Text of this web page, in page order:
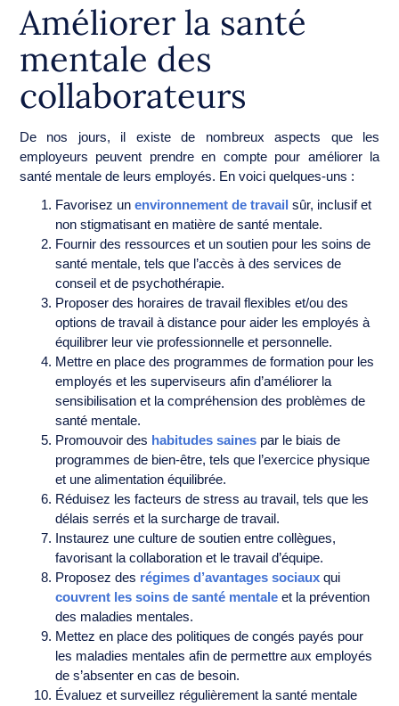
Améliorer la santé
mentale des
collaborateurs
De nos jours, il existe de nombreux aspects que les
employeurs peuvent prendre en compte pour améliorer la
santé mentale de leurs employés. En voici quelques-uns :
Favorisez un environnement de travail sûr, inclusif et
non stigmatisant en matière de santé mentale.
Fournir des ressources et un soutien pour les soins de
santé mentale, tels que l’accès à des services de
conseil et de psychothérapie.
Proposer des horaires de travail flexibles et/ou des
options de travail à distance pour aider les employés à
équilibrer leur vie professionnelle et personnelle.
Mettre en place des programmes de formation pour les
employés et les superviseurs afin d’améliorer la
sensibilisation et la compréhension des problèmes de
santé mentale.
Promouvoir des habitudes saines par le biais de
programmes de bien-être, tels que l’exercice physique
et une alimentation équilibrée.
Réduisez les facteurs de stress au travail, tels que les
délais serrés et la surcharge de travail.
Instaurez une culture de soutien entre collègues,
favorisant la collaboration et le travail d’équipe.
Proposez des régimes d’avantages sociaux qui
couvrent les soins de santé mentale et la prévention
des maladies mentales.
Mettez en place des politiques de congés payés pour
les maladies mentales afin de permettre aux employés
de s’absenter en cas de besoin.
Évaluez et surveillez régulièrement la santé mentale